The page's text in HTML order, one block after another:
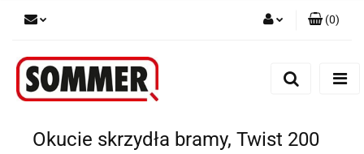
(0)
Okucie skrzydła bramy, Twist 200